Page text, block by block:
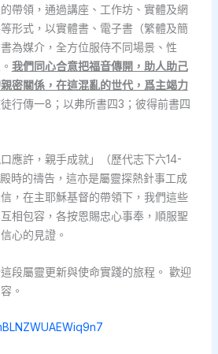
帶領，通過講座、工作坊、實體及網
形式，以實體書、電子書（繁體及簡
為媒介，全方位服侍不同場景、性
我們同心合意把福音傳開，助人助己
密關係，在這混亂的世代，爲主竭力
行傳一8；以弗所書四3；彼得前書四
應許，親手成就」（歷代志下六14-
時的禱告，這亦是屬靈探熱針事工成
，在主耶穌基督的帶領下，我們這些
相包容，各按恩賜忠心事奉，順服聖
心的見證。
段屬靈更新與使命實踐的旅程。 歡迎
。